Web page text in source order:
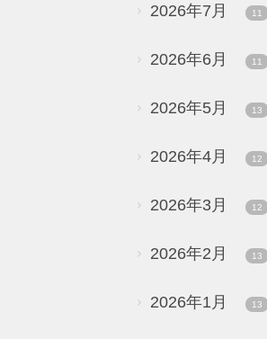
2026年7月 11
2026年6月 11
2026年5月 13
2026年4月 12
2026年3月 12
2026年2月 13
2026年1月 13